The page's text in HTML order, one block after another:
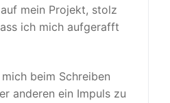
mein Projekt, stolz
ich mich aufgerafft
beim Schreiben
anderen ein Impuls zu